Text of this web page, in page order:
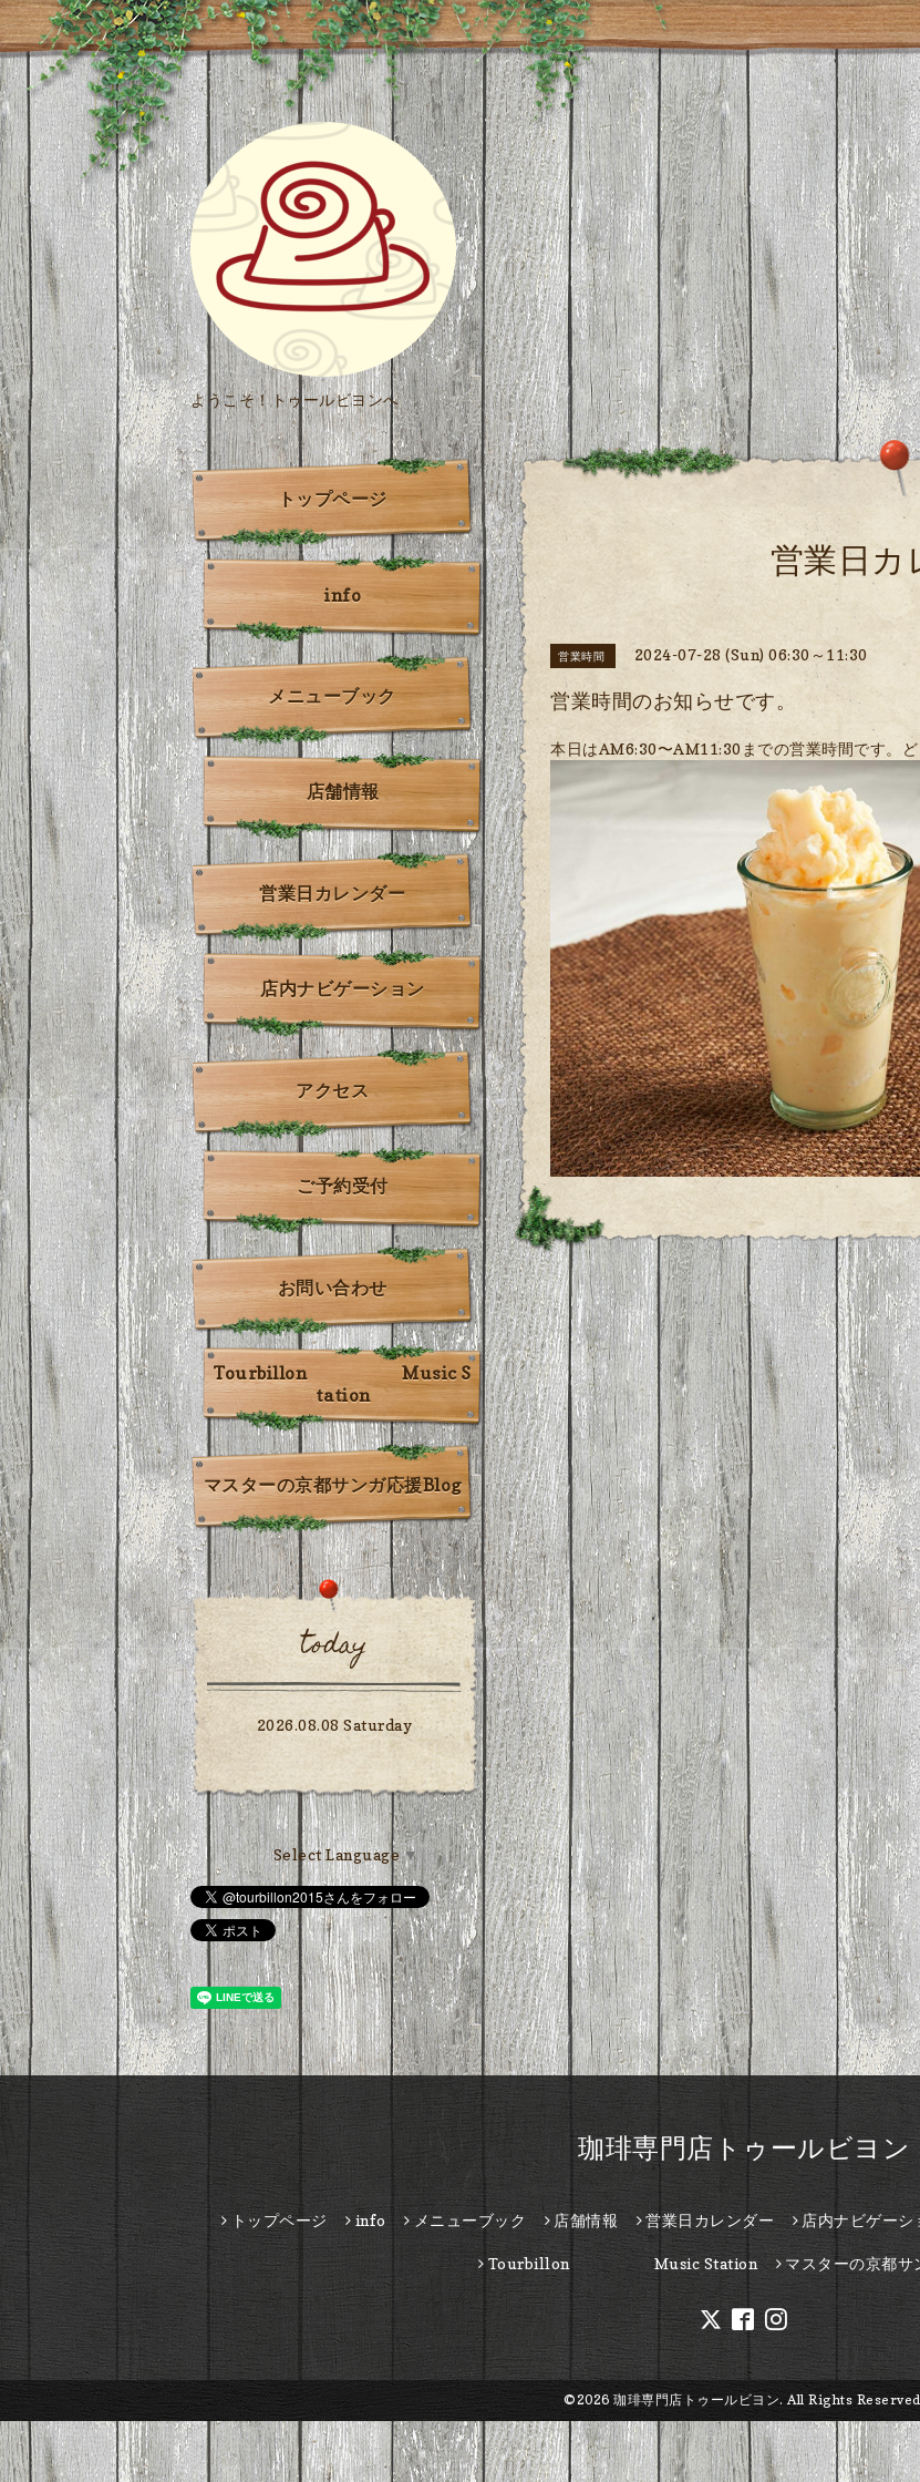
ようこそ！トゥールビヨンへ
営業日
営業時間 2024-07-28 (Sun) 06:30～11:30
営業時間のお知らせです。
本日はAM6:30〜AM11:30までの営業時間です。ど
トップページ
info
メニューブック
店舗情報
営業日カレンダー
店内ナビゲーション
アクセス
ご予約受付
お問い合わせ
Tourbillon Music S
tation
マスターの京都サンガ応援Blog
today
2026.08.08 Saturday
Select Language▼
珈琲専門店トゥールビヨン
トップページ info メニューブック 店舗情報 営業日カレンダー 店内ナビゲーシ
Tourbillon Music Station マスターの京都
©2026 珈琲専門店トゥールビヨン. All Rights